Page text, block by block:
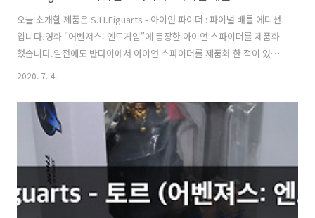
오늘 소개할 제품은 S.H.Figuarts - 아이언 파이더 : 파이널 배틀 에디션
입니다.영화 "어벤져스: 엔드게임"에 등장한 아이언 스파이더를 제품화
했습니다.일전에도 반다이에서 아이언 스파이더를 제품화 한 적이 있었
는데, 극 중 모습과 정 반대의 모습이었죠.설상가상 마펙스의 아이언 스
니다. 박스아트는 엔드게임의 색상으로 나왔네요,근데 아이언 스파이더
모습은 컨셉아트의 모습이군요. 반다이 몰에서 예약하여 한글 스티커가
붙어 있습니다. 손은 총 5쌍이 들어있고, 거미줄을 잡을수 있는 손 한개
가 들어 있습니다.교체되는 눈은 총 4쌍이네요. 왈도와 나노 건틀렛이 들
어 있습니다. 파이널 배틀 에디션 제품에는 모두 언마스크 헤드가 들어
있습니다..
2020. 7. 4.